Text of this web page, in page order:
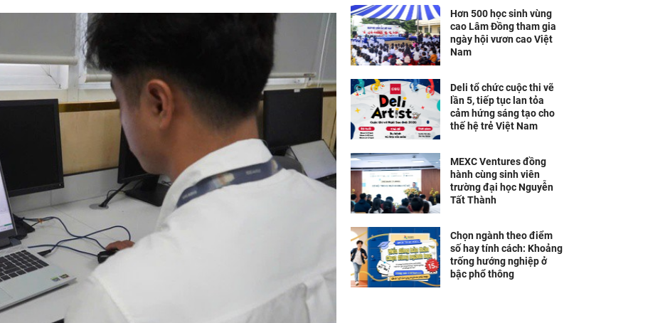
Hơn 500 học sinh vùng
cao Lâm Đồng tham gia
ngày hội vươn cao Việt
Nam
Deli tổ chức cuộc thi vẽ
lần 5, tiếp tục lan tỏa
cảm hứng sáng tạo cho
thế hệ trẻ Việt Nam
MEXC Ventures đồng
hành cùng sinh viên
trường đại học Nguyễn
Tất Thành
Chọn ngành theo điểm
số hay tính cách: Khoảng
trống hướng nghiệp ở
bậc phổ thông